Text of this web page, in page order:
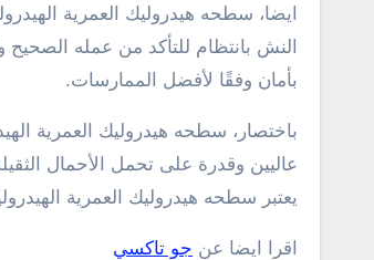
ايضا، سطحه هيدروليك العمرية
النش بانتظام للتأكد من عمله
بأمان وفقًا لأفضل الممارسات.
باختصار، سطحه هيدروليك العمرية
عاليين وقدرة على تحمل الأحمال
يعتبر سطحه هيدروليك العمرية
اقرا ايضا عن جو تاكسي